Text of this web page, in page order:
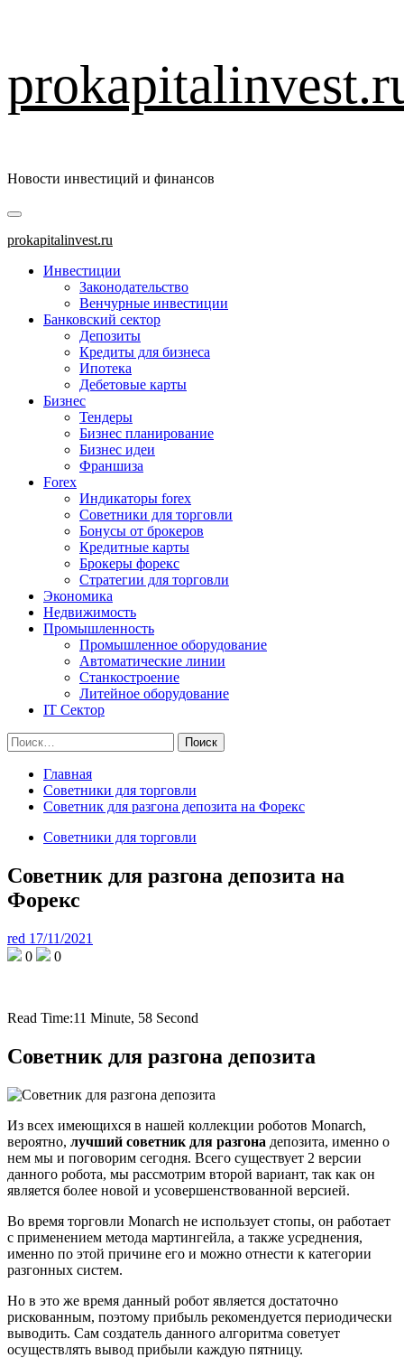
к
содержимому
Новости инвестиций и финансов
Основное
меню
prokapitalinvest.ru
Инвестиции
Законодательство
Венчурные инвестиции
Банковский сектор
Депозиты
Кредиты для бизнеса
Ипотека
Дебетовые карты
Бизнес
Тендеры
Бизнес планирование
Бизнес идеи
Франшиза
Forex
Индикаторы forex
Советники для торговли
Бонусы от брокеров
Кредитные карты
Брокеры форекс
Стратегии для торговли
Экономика
Недвижимость
Промышленность
Промышленное оборудование
Автоматические линии
Станкостроение
Литейное оборудование
IT Сектор
Найти:
Главная
Советники для торговли
Советник для разгона депозита на Форекс
Советники для торговли
Советник для разгона депозита на
Форекс
red 17/11/2021
0
0
Read Time:11 Minute, 58 Second
Советник для разгона депозита
Из всех имеющихся в нашей коллекции роботов Monarch,
вероятно, лучший советник для разгона депозита, именно о
нем мы и поговорим сегодня. Всего существует 2 версии
данного робота, мы рассмотрим второй вариант, так как он
является более новой и усовершенствованной версией.
Во время торговли Monarch не использует стопы, он работает
с применением метода мартингейла, а также усреднения,
именно по этой причине его и можно отнести к категории
разгонных систем.
Но в это же время данный робот является достаточно
рискованным, поэтому прибыль рекомендуется периодически
выводить. Сам создатель данного алгоритма советует
осуществлять вывод прибыли каждую пятницу.